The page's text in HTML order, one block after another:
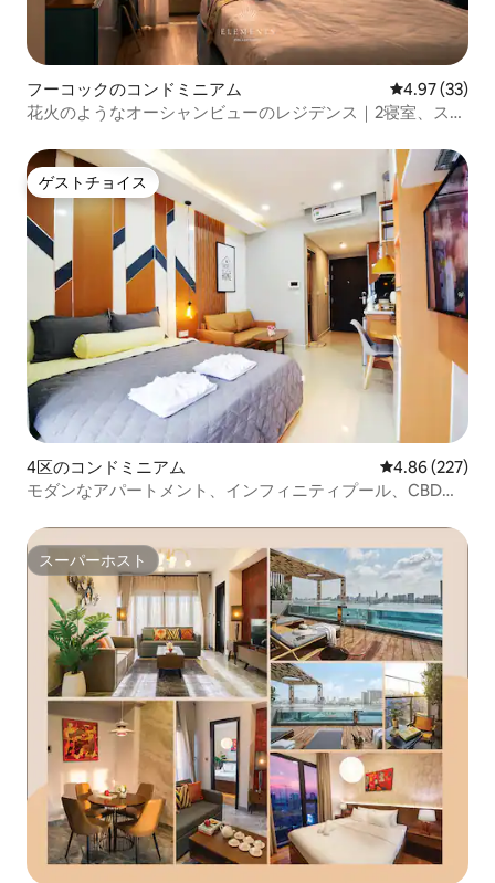
フーコックのコンドミニアム レビュー33
4.97 (33)
花火のようなオーシャンビューのレジデンス｜2寝室、スカ
ゲストチョイス
ゲストチョイス
4区のコンドミニアム レビュー227
4.86 (227)
モダンなアパートメント、インフィニティプール、CBDの
スーパーホスト
スーパーホスト